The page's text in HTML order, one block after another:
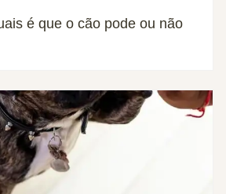
é que o cão pode ou não